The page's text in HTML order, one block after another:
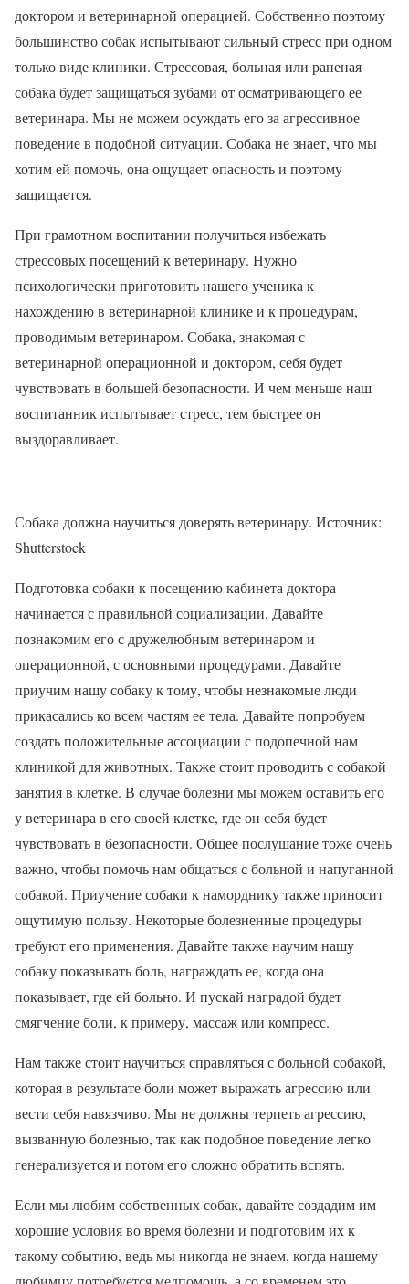
доктором и ветеринарной операцией. Собственно поэтому
большинство собак испытывают сильный стресс при одном
только виде клиники. Стрессовая, больная или раненая
собака будет защищаться зубами от осматривающего ее
ветеринара. Мы не можем осуждать его за агрессивное
поведение в подобной ситуации. Собака не знает, что мы
хотим ей помочь, она ощущает опасность и поэтому
защищается.
При грамотном воспитании получиться избежать
стрессовых посещений к ветеринару. Нужно
психологически приготовить нашего ученика к
нахождению в ветеринарной клинике и к процедурам,
проводимым ветеринаром. Собака, знакомая с
ветеринарной операционной и доктором, себя будет
чувствовать в большей безопасности. И чем меньше наш
воспитанник испытывает стресс, тем быстрее он
выздоравливает.
Собака должна научиться доверять ветеринару. Источник:
Shutterstock
Подготовка собаки к посещению кабинета доктора
начинается с правильной социализации. Давайте
познакомим его с дружелюбным ветеринаром и
операционной, с основными процедурами. Давайте
приучим нашу собаку к тому, чтобы незнакомые люди
прикасались ко всем частям ее тела. Давайте попробуем
создать положительные ассоциации с подопечной нам
клиникой для животных. Также стоит проводить с собакой
занятия в клетке. В случае болезни мы можем оставить его
у ветеринара в его своей клетке, где он себя будет
чувствовать в безопасности. Общее послушание тоже очень
важно, чтобы помочь нам общаться с больной и напуганной
собакой. Приучение собаки к наморднику также приносит
ощутимую пользу. Некоторые болезненные процедуры
требуют его применения. Давайте также научим нашу
собаку показывать боль, награждать ее, когда она
показывает, где ей больно. И пускай наградой будет
смягчение боли, к примеру, массаж или компресс.
Нам также стоит научиться справляться с больной собакой,
которая в результате боли может выражать агрессию или
вести себя навязчиво. Мы не должны терпеть агрессию,
вызванную болезнью, так как подобное поведение легко
генерализуется и потом его сложно обратить вспять.
Если мы любим собственных собак, давайте создадим им
хорошие условия во время болезни и подготовим их к
такому событию, ведь мы никогда не знаем, когда нашему